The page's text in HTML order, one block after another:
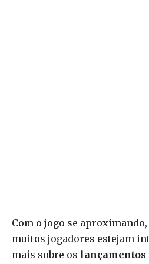
Com o jogo se
muitos jogadores estejam
mais sobre os lançamentos